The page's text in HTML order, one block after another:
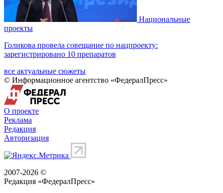
Национальные
проекты
Голикова провела совещание по нацпроекту:
зарегистрировано 10 препаратов
все актуальные сюжеты
© Информационное агентство «ФедералПресс»
О проекте
Реклама
Редакция
Авторизация
2007-2026 ©
Редакция «ФедералПресс»